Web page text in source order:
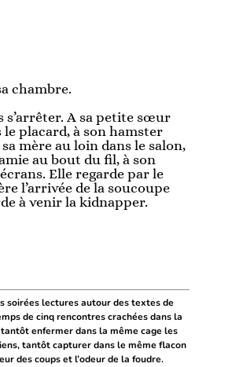
chambre.
s’arrêter. A sa petite sœur
le placard, à son hamster
sa mère au loin dans le salon,
au bout du fil, à son
Elle regarde par le
l’arrivée de la soucoupe
à venir la kidnapper.
soirées lectures autour des textes de
de cinq rencontres crachées dans la
enfermer dans la même cage les
tantôt capturer dans le même flacon
des coups et l’odeur de la foudre.